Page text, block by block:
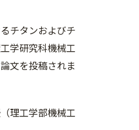
チタンおよびチ
学研究科機械工
文を投稿されま
理工学部機械工